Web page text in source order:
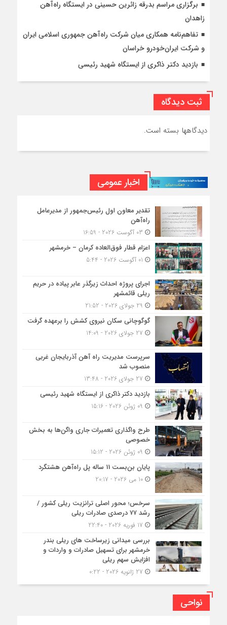
برگزاری مراسم بدرقه زائرین حسینی در ایستگاه راه‌آهن
زاهدان
تفاهم‌نامه همکاری میان شرکت راه‌آهن جمهوری اسلامی ایران
و شرکت ایران‌خودرو خراسان
بازدید دکتر ذاکری از ایستگاه شهید رئیسی
ثبت دیدگاه
دیدگاهها بسته است.
اخبار عمومی
تقدیر معاون اول رئیس‌جمهور از مدیرعامل
راه‌آهن
اعزام قطار فوق‌العاده کرمان – خرمشهر
اجرای پروژه احداث زیرگذر عابر پیاده در حریم
ریلی قائمشهر
گوگوچانی سکان نیروی کشش را برعهده گرفت
سرپرست مدیریت راه آهن آذربایجان غربی
منصوب شد
بازدید دکتر ذاکری از ایستگاه شهید رئیسی
طرح واگذاری تعمیرات جاری واگن‌ها به بخش
خصوصی
پایان بن‌بست 11 ساله پل راه‌آهن هشتگرد
10 می 2026 - 20:17
سرخس؛ محور اصلی ترانزیت ریلی کشور /
رشد ۷۷ درصدی صادرات ریلی
بررسی میدانی زیرساخت های ریلی بندر
خرمشهر برای تسهیل صادرات و واردات و
افزایش سهم ریلی
نواحی